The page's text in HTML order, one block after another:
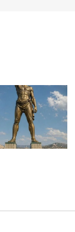
Une lettre
inédite de
Malraux sur
l’État d’Israël
PAR « LA REGLE